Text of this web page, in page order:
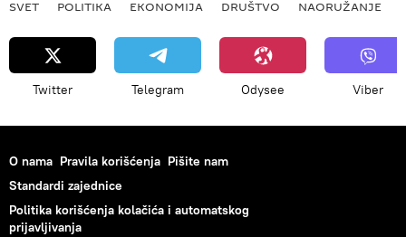
SVET POLITIKA EKONOMIJA DRUŠTVO NAORUŽANJE
Twitter Telegram Odysee Viber
O nama Pravila korišćenja Pišite nam
Standardi zajednice
Politika korišćenja kolačića i automatskog
prijavljivanja